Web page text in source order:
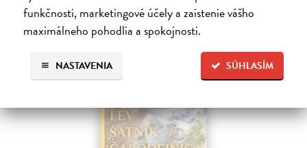
funkčnosti, marketingové účely a zaistenie vášho
maximálneho pohodlia a spokojnosti.
SÚHLASÍM
NASTAVENIA
na sklade